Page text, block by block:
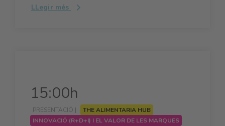
LLegir més
15:00h
PRESENTACIÓ |
THE ALIMENTARIA HUB
INNOVACIÓ (R+D+I) I EL VALOR DE LES MARQUES